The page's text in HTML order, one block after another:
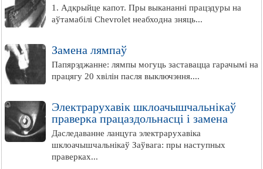
1. Адкрыйце капот. Пры выкананні працэдуры на
аўтамабілі Chevrolet неабходна зняць...
Замена лямпаў
Папярэджанне: лямпы могуць заставацца гарачымі на
працягу 20 хвілін пасля выключэння....
Электрарухавік шклоачышчальнікаў
праверка працаздольнасці і замена
Даследаванне ланцуга электрарухавіка
шклоачышчальнікаў Заўвага: пры наступных
праверках...